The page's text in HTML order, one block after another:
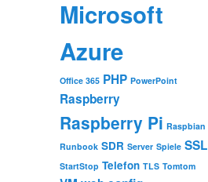
Microsoft
Azure
Office 365 PHP PowerPoint
Raspberry
Raspberry Pi Raspbian
Runbook SDR Server Spiele SSL
StartStop Telefon TLS Tomtom